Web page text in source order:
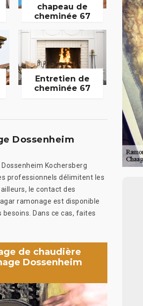
chapeau de
cheminée 67
Entretien de
cheminée 67
Dossenheim
Kochersberg
professionnels délimitent les
le contact des
ramonage est disponible
Dans ce cas, faites
de chaudière
Dossenheim